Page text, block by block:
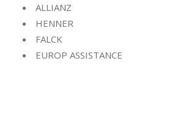
ALLIANZ
HENNER
FALCK
EUROP ASSISTANCE